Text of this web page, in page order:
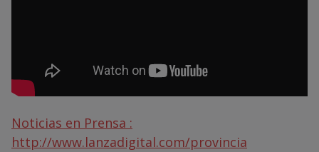
Noticias en Prensa :
http://www.lanzadigital.com/provincia